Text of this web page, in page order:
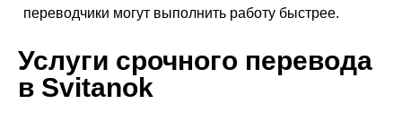
переводчики могут выполнить работу быстрее.
Услуги срочного перевода
в Svitanok